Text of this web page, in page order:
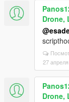
Drone,
27
Drone,